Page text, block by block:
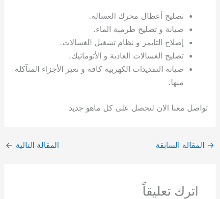
تصليح أعطال محرك الغسالة.
صيانة و تصليح طرمبة الماء.
إصلاح التايمر و نظام تشغيل الغسالات.
تصليح الغسالات العادية و الأتوماتيك.
صيانة التمديدات الكهربية كافة و تغير الأجزاء المتآكلة
منها.
تواصل معنا الان لتحصل على كل ماهو جديد
→ المقالة السابقة المقالة التالية ←
اترك تعليقاً